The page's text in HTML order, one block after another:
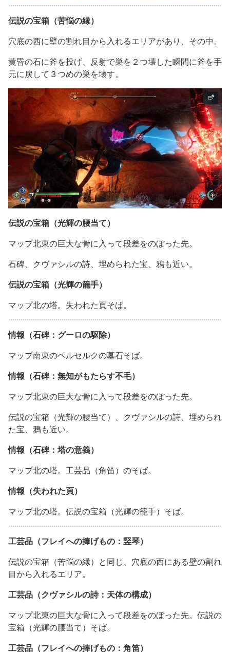
伝説の宝箱（苦悩の縁）
穴底の西に壁の割れ目から入れるエリアがあり、その中。
黄昏の石に斧を投げ、反射で巣を２つ壊した瞬間に斧を手
元に戻して３つめの巣を壊す。
伝説の宝箱（光輝の腰当て）
マップ北東の巨大な骨に入って段差をのぼった先。
石碑、クヴァシルの詩、埋められた宝、鴉も近い。
伝説の宝箱（光輝の籠手）
マップ北の塔。失われた頁そば。
情報（石碑：グーロの駆除）
マップ南東のベルセルクの墓石そば。
情報（石碑：無知がもたらす不毛）
マップ北東の巨大な骨に入って段差をのぼった先。
伝説の宝箱（光輝の腰当て）、クヴァシルの詩、埋められ
た宝、鴉も近い。
情報（石碑：塔の意義）
マップ北の塔。工芸品（角笛）のそば。
情報（失われた頁）
マップ北の塔。伝説の宝箱（光輝の籠手）そば。
工芸品（フレイへの捧げもの：竪琴）
伝説の宝箱（苦悩の縁）と同じ、穴底の西にある壁の割れ
目から入れるエリア。
工芸品（クヴァシルの詩：天体の構成）
マップ北東の巨大な骨に入って段差をのぼった先。伝説の
宝箱（光輝の腰当て）そば。
工芸品（フレイへの捧げもの：角笛）